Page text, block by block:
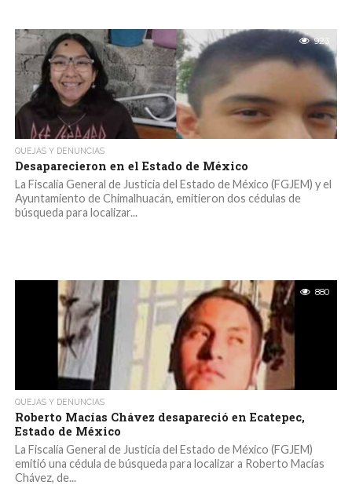
923
QUEJAS Y DENUNCIAS
Desaparecieron en el Estado de México
La Fiscalía General de Justicia del Estado de México (FGJEM) y el
Ayuntamiento de Chimalhuacán, emitieron dos cédulas de
búsqueda para localizar...
880
QUEJAS Y DENUNCIAS
Roberto Macías Chávez desapareció en Ecatepec,
Estado de México
La Fiscalía General de Justicia del Estado de México (FGJEM)
emitió una cédula de búsqueda para localizar a Roberto Macías
Chávez, de...